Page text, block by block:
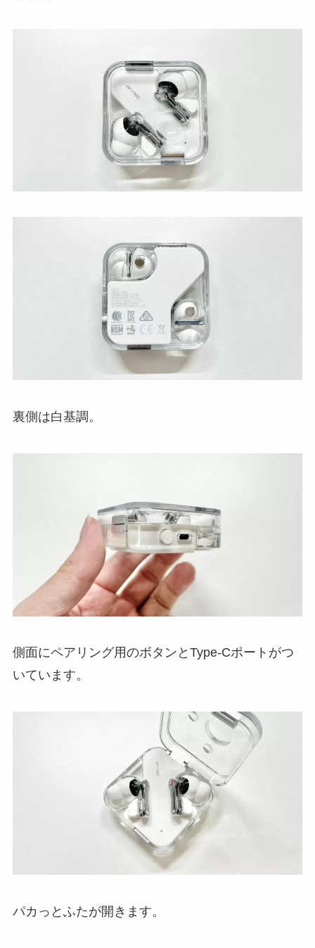
裏側は白基調。
側面にペアリング用のボタンとType-Cポートがつ
いています。
パカっとふたが開きます。